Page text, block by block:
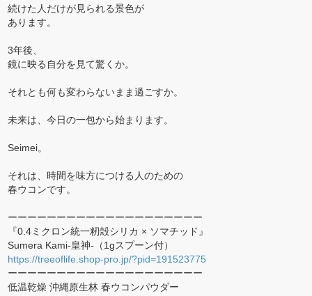
続けた人だけが見られる景色が
あります。
3年後、
鏡に映る自分を見て驚くか。
それとも何も変わらないまま過ごすか。
未来は、今日の一包から始まります。
Seimei。
それは、時間を味方につける人のための
春ウコンです。
ーーーーーーーーーーーーーーーーーーーー
『0.4ミクロン統一籾殻シリカ × ソマチッド』
Sumera Kami-皇神-（1gスプーン付）
https://treeoflife.shop-pro.jp/?pid=191523775
ーーーーーーーーーーーーーーーーーーーー
低温乾燥 沖縄原生林 春ウコンパウダー